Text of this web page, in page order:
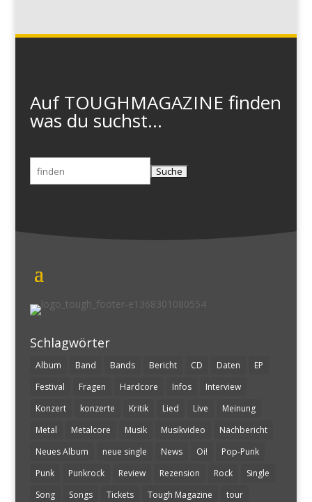
Auf TOUGHMAGAZINE finden
was du suchst...
Suchen
nach:
Schlagwörter
Album Band Bands Bericht CD Daten
EP
Festival
Fragen Hardcore Infos
Interview
Konzert
konzerte Kritik Lied Live
Meinung
Metal
Metalcore Musik Musikvideo
Nachbericht
Neues Album
neue single News Oi!
Pop-Punk
Punk
Punkrock Review Rezension Rock
Single
Song
Songs Tickets Tough Magazine tour